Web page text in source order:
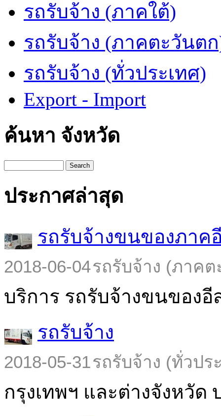
รถรับจ้าง (ภาคใต้)
รถรับจ้าง (ภาคตะวันต
รถรับจ้าง (ทั่วประเทศ)
Export - Import
ค้นหา จังหวัด
Search
ประกาศล่าสุด
รถรับจ้างขนของภาค
2018-06-04รถรับจ้าง (ภาคต
บริการ รถรับจ้างขนของ
รถรับจ้าง
2018-05-31รถรับจ้าง (ทั่วปร
กรุงเทพฯ และต่างจังหวัด